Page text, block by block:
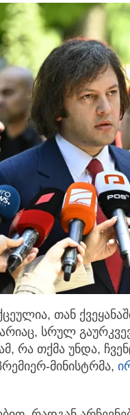
თან
სრულ
რა თქმა უნდა,
მინისტრმა,